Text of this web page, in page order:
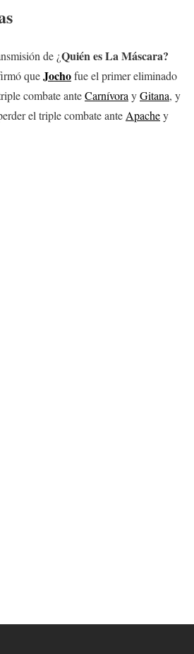
de ¿Quién es La Máscara?
queJochofue el primer eliminado
combate anteCarnívora yGitana, y
el triple combate ante Apachey